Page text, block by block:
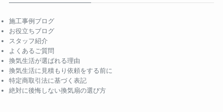
施工事例ブログ
お役立ちブログ
スタッフ紹介
よくあるご質問
換気生活が選ばれる理由
換気生活に見積もり依頼をする前に
特定商取引法に基づく表記
絶対に後悔しない換気扇の選び方